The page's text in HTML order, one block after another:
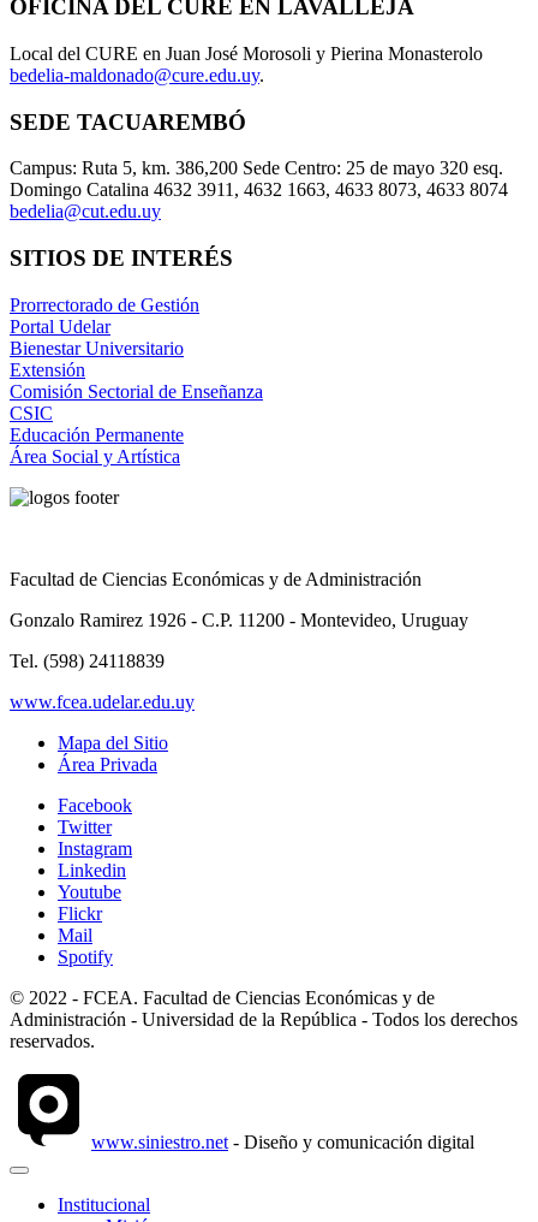
OFICINA DEL CURE EN LAVALLEJA
Local del CURE en Juan José Morosoli y Pierina Monasterolo
bedelia-maldonado@cure.edu.uy.
SEDE TACUAREMBÓ
Campus: Ruta 5, km. 386,200 Sede Centro: 25 de mayo 320 esq.
Domingo Catalina 4632 3911, 4632 1663, 4633 8073, 4633 8074
bedelia@cut.edu.uy
SITIOS DE INTERÉS
Prorrectorado de Gestión
Portal Udelar
Bienestar Universitario
Extensión
Comisión Sectorial de Enseñanza
CSIC
Educación Permanente
Área Social y Artística
Facultad de Ciencias Económicas y de Administración
Gonzalo Ramirez 1926 - C.P. 11200 - Montevideo, Uruguay
Tel. (598) 24118839
www.fcea.udelar.edu.uy
Mapa del Sitio
Área Privada
Facebook
Twitter
Instagram
Linkedin
Youtube
Flickr
Mail
Spotify
© 2022 - FCEA. Facultad de Ciencias Económicas y de
Administración - Universidad de la República - Todos los derechos
reservados.
www.siniestro.net - Diseño y comunicación digital
Institucional